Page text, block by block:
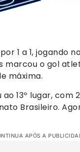
1 a 1, jogando
marcou o gol
máxima.
13º lugar, com
Brasileiro.
APÓS A